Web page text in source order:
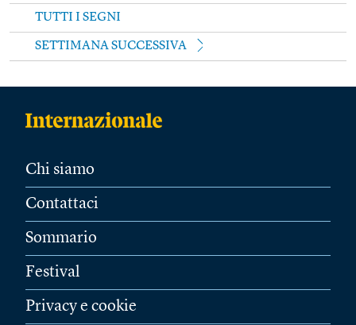
TUTTI I SEGNI
SETTIMANA SUCCESSIVA
Chi siamo
Contattaci
Sommario
Festival
Privacy e cookie